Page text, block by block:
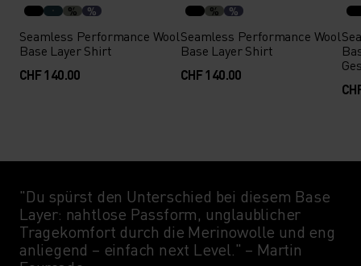
% %
Seamless Performance Wool
Base Layer Shirt
CHF 140.00
% %
Seamless Performance Wool
Base Layer Shirt
CHF 140.00
"Du spürst den Unterschied bei diesem Base
Layer: nahtlose Passform, unglaublicher
Tragekomfort durch die Merinowolle und eng
anliegend – einfach next Level." – Martin